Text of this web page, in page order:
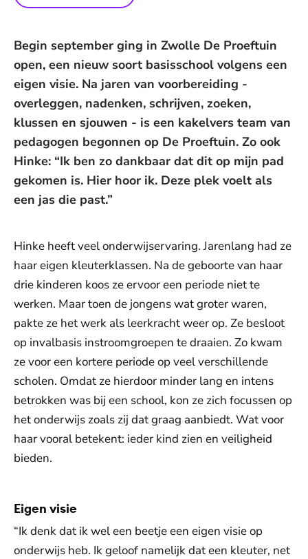
Begin september ging in Zwolle De Proeftuin
open, een nieuw soort basisschool volgens een
eigen visie. Na jaren van voorbereiding -
overleggen, nadenken, schrijven, zoeken,
klussen en sjouwen - is een kakelvers team van
pedagogen begonnen op De Proeftuin. Zo ook
Hinke: “Ik ben zo dankbaar dat dit op mijn pad
gekomen is. Hier hoor ik. Deze plek voelt als
een jas die past.”
Hinke heeft veel onderwijservaring. Jarenlang had ze
haar eigen kleuterklassen. Na de geboorte van haar
drie kinderen koos ze ervoor een periode niet te
werken. Maar toen de jongens wat groter waren,
pakte ze het werk als leerkracht weer op. Ze besloot
op invalbasis instroomgroepen te draaien. Zo kwam
ze voor een kortere periode op veel verschillende
scholen. Omdat ze hierdoor minder lang en intens
betrokken was bij een school, kon ze zich focussen op
het onderwijs zoals zij dat graag aanbiedt. Wat voor
haar vooral betekent: ieder kind zien en veiligheid
bieden.
Eigen visie
“Ik denk dat ik wel een beetje een eigen visie op
onderwijs heb. Ik geloof namelijk dat een kleuter, net